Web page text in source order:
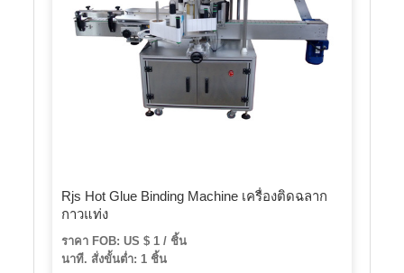
Rjs Hot Glue Binding Machine เครื่องติดฉลาก
กาวแท่ง
ราคา FOB: US $ 1 / ชิ้น
นาที. สั่งขั้นต่ำ: 1 ชิ้น